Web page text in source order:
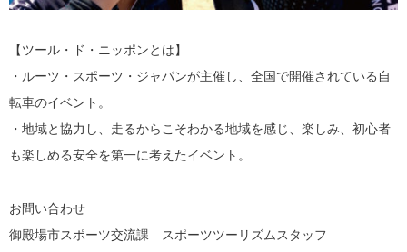
【ツール・ド・ニッポンとは】
・ルーツ・スポーツ・ジャパンが主催し、全国で開催されている自
転車のイベント。
・地域と協力し、走るからこそわかる地域を感じ、楽しみ、初心者
も楽しめる安全を第一に考えたイベント。
お問い合わせ
御殿場市スポーツ交流課 スポーツツーリズムスタッフ